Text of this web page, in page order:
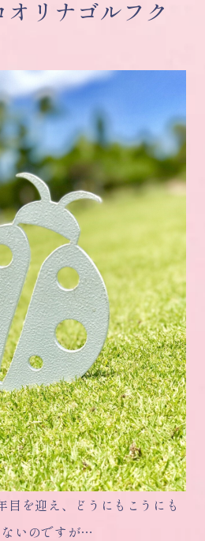
リナゴルフク
目を迎え、どうにもこうにも
ないのですが…